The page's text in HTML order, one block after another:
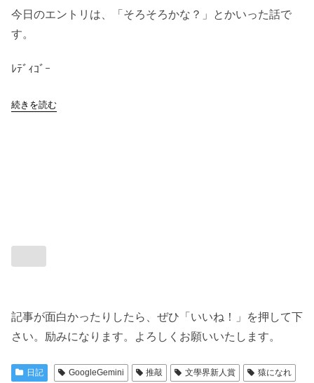
今日のエントリは、「そろそろかな？」とかいった話で
す。
ﾚﾃﾞｨｺﾞｰ
続きを読む
記事が面白かったりしたら、ぜひ「いいね！」を押して下
さい。励みになります。よろしくお願いいたします。
日記 GoogleGemini 推敲 文學界新人賞 猿になれ